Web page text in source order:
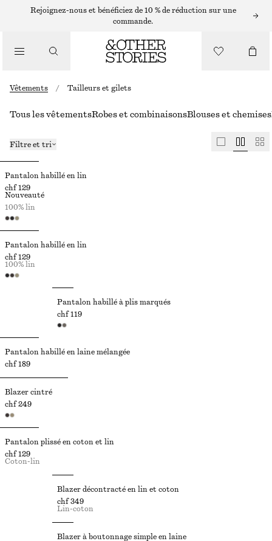
Rejoignez-nous et bénéficiez de 10 % de réduction sur une
commande.
Vêtements / Tailleurs et gilets
Tous les vêtementsRobes et combinaisonsBlouses et chemises
Filtre et tri
Pantalon habillé en lin
chf 129
Nouveauté
100% lin
Pantalon habillé en lin
chf 129
100% lin
Pantalon habillé à plis marqués
chf 119
Pantalon habillé en laine mélangée
chf 189
Blazer cintré
chf 249
Pantalon plissé en coton et lin
chf 129
Coton-lin
Blazer décontracté en lin et coton
chf 349
Lin-coton
Blazer à boutonnage simple en laine